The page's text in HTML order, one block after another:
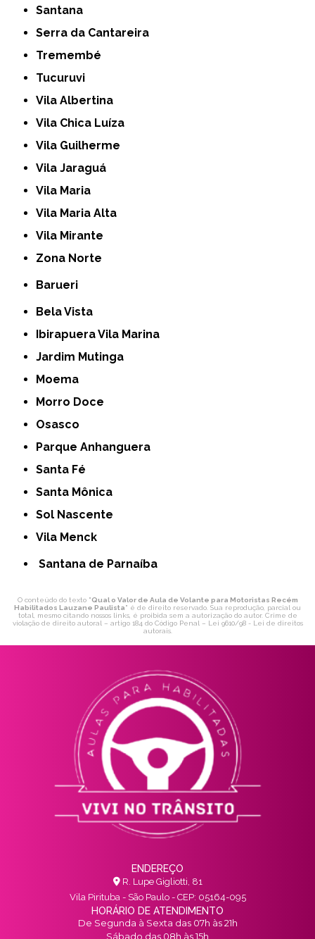
Santana
Serra da Cantareira
Tremembé
Tucuruvi
Vila Albertina
Vila Chica Luíza
Vila Guilherme
Vila Jaraguá
Vila Maria
Vila Maria Alta
Vila Mirante
Zona Norte
Barueri
Bela Vista
Ibirapuera Vila Marina
Jardim Mutinga
Moema
Morro Doce
Osasco
Parque Anhanguera
Santa Fé
Santa Mônica
Sol Nascente
Vila Menck
Santana de Parnaíba
O conteúdo do texto "Qual o Valor de Aula de Volante para Motoristas Recém
Habilitados Lauzane Paulista" é de direito reservado. Sua reprodução, parcial ou
total, mesmo citando nossos links, é proibida sem a autorização do autor. Crime de
violação de direito autoral – artigo 184 do Código Penal – Lei 9610/98 - Lei de direitos
autorais.
ENDEREÇO
R. Lupe Gigliotti, 81
Vila Pirituba - São Paulo - CEP: 05164-095
HORÁRIO DE ATENDIMENTO
De Segunda à Sexta das 07h às 21h
Sábado das 08h às 15h